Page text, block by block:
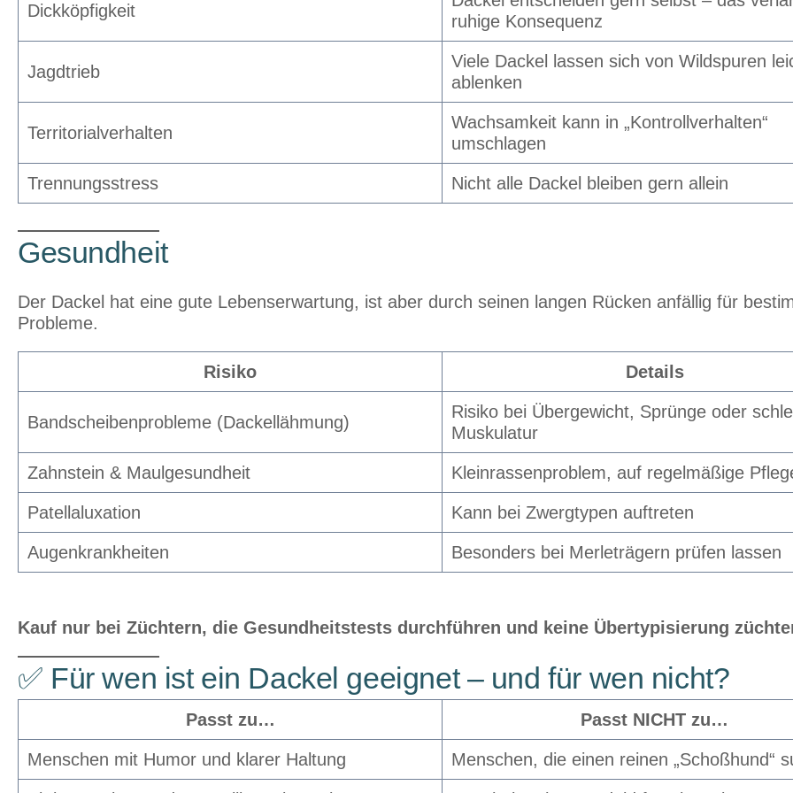
Dickköpfigkeit
ruhige Konsequenz
Jagdtrieb
Viele Dackel lassen sich von Wildspuren
ablenken
Territorialverhalten
Wachsamkeit kann in „Kontrollverhalten“
umschlagen
Trennungsstress Nicht alle Dackel bleiben gern allein
Gesundheit
Der Dackel hat eine gute Lebenserwartung, ist aber durch seinen langen Rücken anfällig für
Probleme.
Risiko Details
Bandscheibenprobleme (Dackellähmung)
Risiko bei Übergewicht, Sprünge oder
Muskulatur
Zahnstein & Maulgesundheit Kleinrassenproblem, auf regelmäßige
Patellaluxation Kann bei Zwergtypen auftreten
Augenkrankheiten Besonders bei Merleträgern prüfen lassen
Kauf nur bei Züchtern, die Gesundheitstests durchführen und keine Übertypisierung
✅ Für wen ist ein Dackel geeignet – und für wen nicht?
Passt zu… Passt NICHT zu…
Menschen mit Humor und klarer Haltung Menschen, die einen reinen „Schoßhund“